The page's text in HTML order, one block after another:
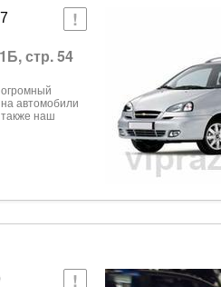
стр. 54
автомобили
наш